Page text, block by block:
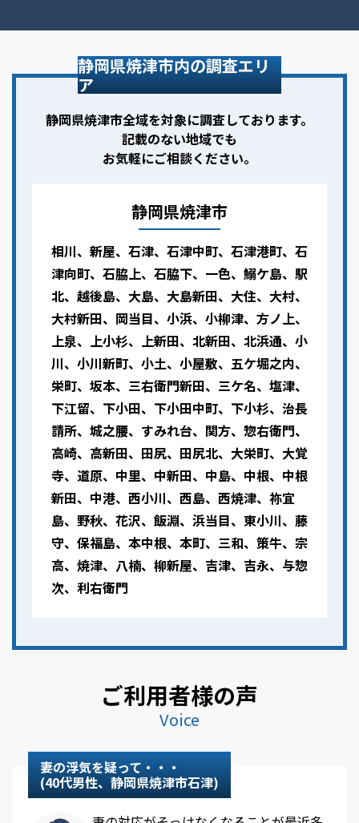
静岡県焼津市内の調査エリ
ア
静岡県焼津市全域を対象に調査しております。
記載のない地域でも
お気軽にご相談ください。
静岡県焼津市
相川、新屋、石津、石津中町、石津港町、石
津向町、石脇上、石脇下、一色、鰯ケ島、駅
北、越後島、大島、大島新田、大住、大村、
大村新田、岡当目、小浜、小柳津、方ノ上、
上泉、上小杉、上新田、北新田、北浜通、小
川、小川新町、小土、小屋敷、五ケ堀之内、
栄町、坂本、三右衛門新田、三ケ名、塩津、
下江留、下小田、下小田中町、下小杉、治長
請所、城之腰、すみれ台、関方、惣右衛門、
高崎、高新田、田尻、田尻北、大栄町、大覚
寺、道原、中里、中新田、中島、中根、中根
新田、中港、西小川、西島、西焼津、祢宜
島、野秋、花沢、飯淵、浜当目、東小川、藤
守、保福島、本中根、本町、三和、策牛、宗
高、焼津、八楠、柳新屋、吉津、吉永、与惣
次、利右衛門
ご利用者様の声
Voice
妻の浮気を疑って・・・
(40代男性、静岡県焼津市石津)